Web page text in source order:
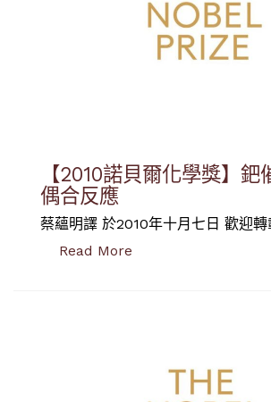
【2010諾貝爾化學獎】鈀
偶合反應
蔡蘊明譯 於2010年十月七日 歡迎
Read More